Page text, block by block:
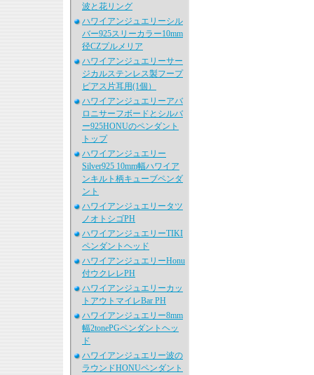
波と花リング
ハワイアンジュエリーシル
バー925スリーカラー10mm
径CZプルメリア
ハワイアンジュエリーサー
ジカルステンレス製フープ
ピアス片耳用(1個）
ハワイアンジュエリーアバ
ロニサーフボードとシルバ
ー925HONUのペンダント
トップ
ハワイアンジュエリー
Silver925 10mm幅ハワイア
ンキルト柄キューブペンダ
ント
ハワイアンジュエリータツ
ノオトシゴPH
ハワイアンジュエリーTIKI
ペンダントヘッド
ハワイアンジュエリーHonu
付ウクレレPH
ハワイアンジュエリーカッ
トアウトマイレBar PH
ハワイアンジュエリー8mm
幅2tonePGペンダントヘッ
ド
ハワイアンジュエリー波の
ラウンドHONUペンダント